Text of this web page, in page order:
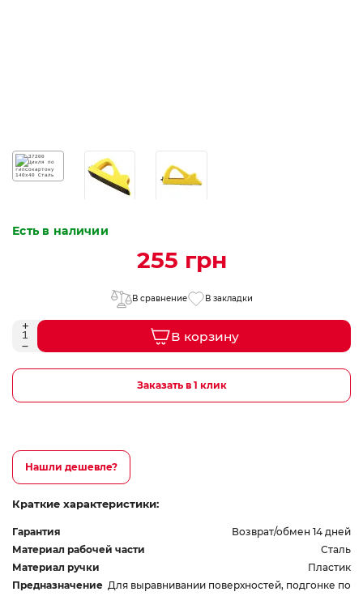
Есть в наличии
255 грн
В сравнение В закладки
В корзину
Заказать в 1 клик
Нашли дешевле?
Краткие характеристики:
Гарантия
Возврат/обмен 14 дней
Материал рабочей части
Сталь
Материал ручки
Пластик
Предназначение Для выравнивании поверхностей, подгонке по